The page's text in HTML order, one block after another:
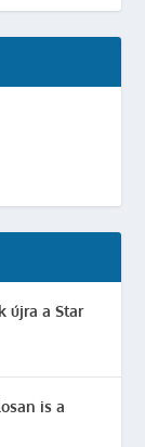
újra a Star
is a